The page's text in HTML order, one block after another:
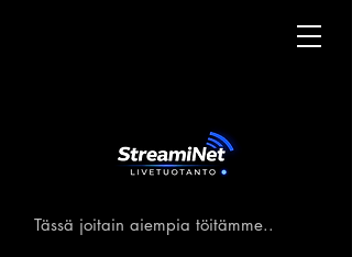
Tässä joitain aiempia töitämme..